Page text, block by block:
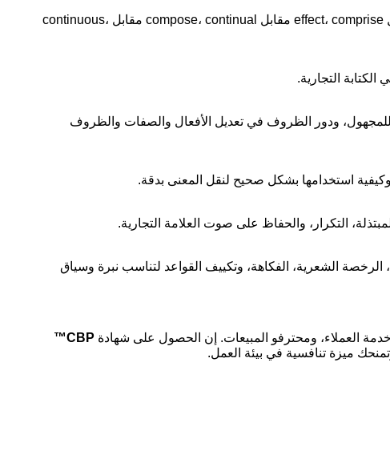
تتناول هذه الوحدة الكلمات التي يتم الخلط بينها كثيرًا في الكتابة التجارية. تشمل المواضيع: adverse مقابل averse، affect مقابل effect، comprise مقابل compose، continual مقابل continuous،
التجارية.
للمجهول، ودور الظروف في تعديل الأفعال والصفات والظروف
استخدامها بشكل صحيح لنقل المعنى بدقة.
التكرار، والحفاظ على صوت العلامة التجارية.
الشعرية، الفكاهة، وتكييف القواعد لتناسب نبرة وسياق
خدمة العملاء، ومحترفو المبيعات. إن الحصول على شهادة
CBP™
ميزة تنافسية في بيئة العمل.